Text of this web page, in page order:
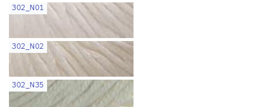
302_N01
302_N02
302_N35